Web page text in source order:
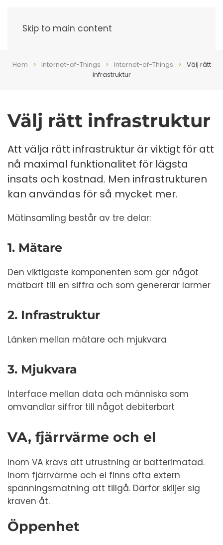
Skip to main content
Hem Internet-of-Things Internet-of-Things
Välj rätt
infrastruktur
Välj rätt infrastruktur
Att välja rätt infrastruktur är viktigt för att
nå maximal funktionalitet för lägsta
insats och kostnad. Men infrastrukturen
kan användas för så mycket mer.
Mätinsamling består av tre delar:
1. Mätare
Den viktigaste komponenten som gör något
mätbart till en siffra och som genererar larmer
2. Infrastruktur
Länken mellan mätare och mjukvara
3. Mjukvara
Interface mellan data och människa som
omvandlar siffror till något debiterbart
VA, fjärrvärme och el
Inom VA krävs att utrustning är batterimatad.
Inom fjärrvärme och el finns ofta extern
spänningsmatning att tillgå. Därför skiljer sig
kraven åt.
Öppenhet